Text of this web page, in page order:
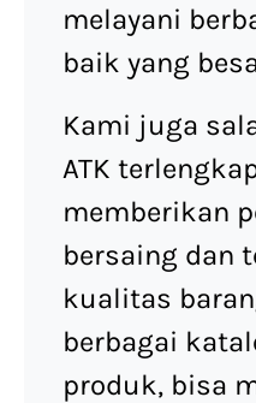
melayani
baik yang
Kami juga
ATK
memberikan
bersaing dan
kualitas
berbagai
produk, bisa